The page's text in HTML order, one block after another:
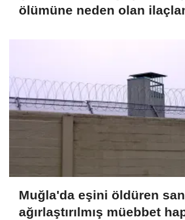
ölümüne neden olan
Muğla'da eşini öldüren
ağırlaştırılmış müebbet